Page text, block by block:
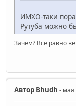
ИМХО-таки пора
Рутуба можно
Зачем? Все равно
Автор Bhudh - мая